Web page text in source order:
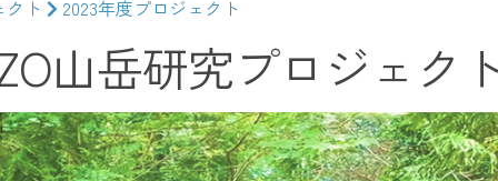
ト 2023年度プロジェクト
山岳研究プロジェク